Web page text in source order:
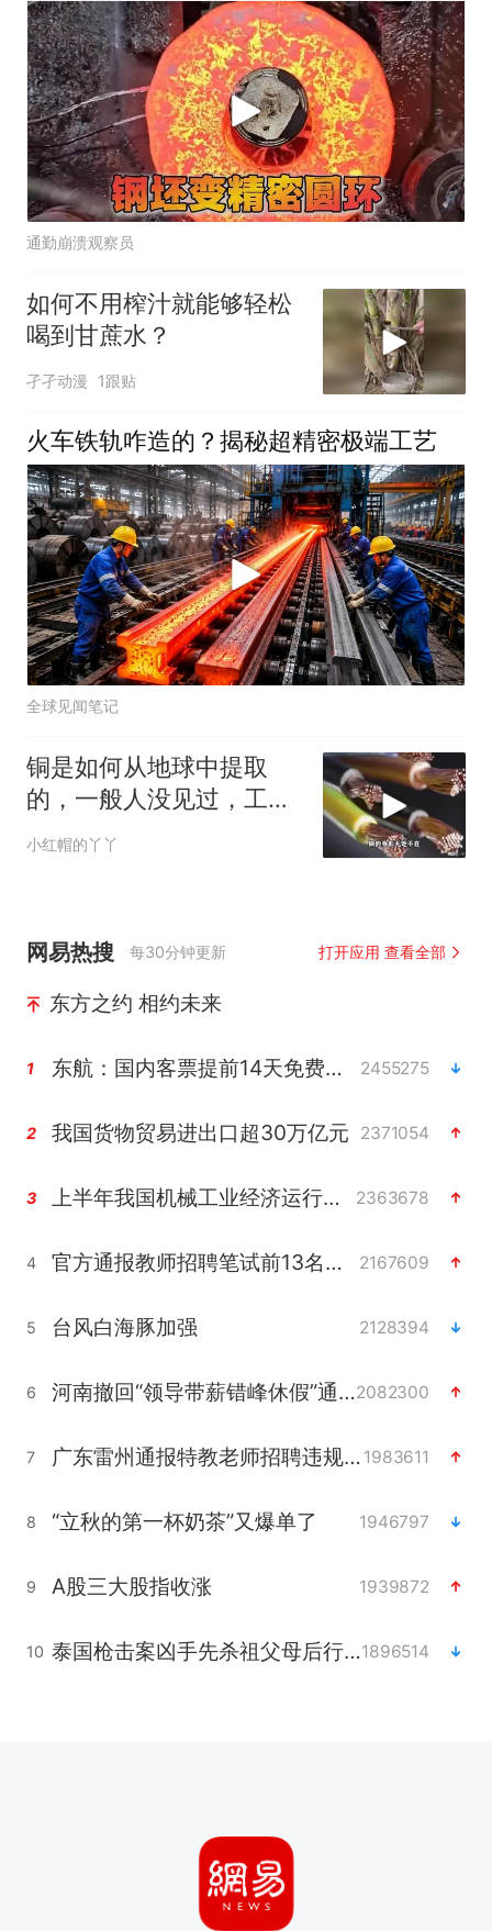
通勤崩溃观察员
如何不用榨汁就能够轻松
喝到甘蔗水？
孑孑动漫 1跟贴
火车铁轨咋造的？揭秘超精密极端工艺
全球见闻笔记
铜是如何从地球中提取
的，一般人没见过，工艺
令人大开眼界
小红帽的丫丫
网易热搜 每30分钟更新 打开应用 查看全部
东方之约 相约未来
1 东航：国内客票提前14天免费退改 2455275
2 我国货物贸易进出口超30万亿元 2371054
3 上半年我国机械工业经济运行稳中有进 2363678
4 官方通报教师招聘笔试前13名被淘汰 2167609
5 台风白海豚加强 2128394
6 河南撤回“领导带薪错峰休假”通知2082300
7 广东雷州通报特教老师招聘违规事件 1983611
8 “立秋的第一杯奶茶”又爆单了 1946797
9 A股三大股指收涨 1939872
10 泰国枪击案凶手先杀祖父母后行凶1896514